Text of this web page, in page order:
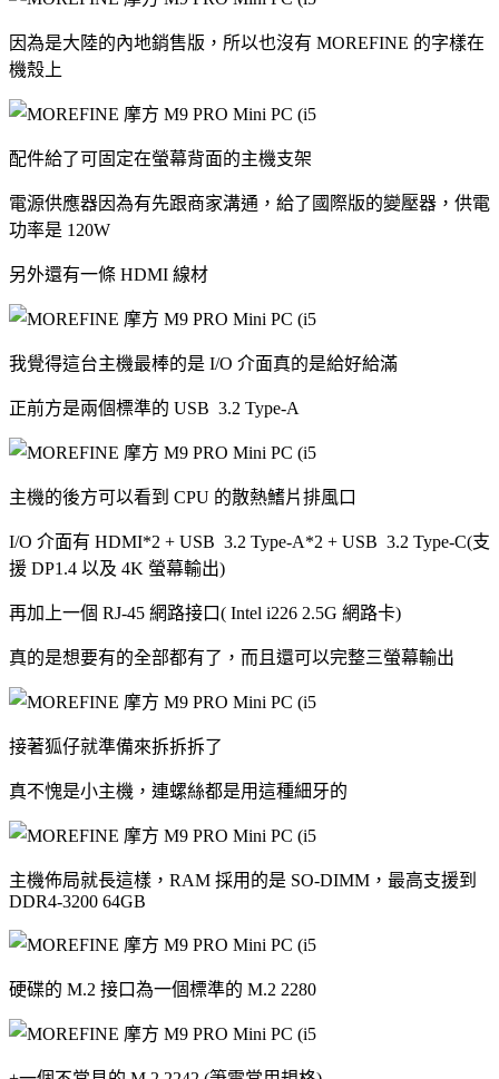
因為是大陸的內地銷售版，所以也沒有 MOREFINE 的字樣在
機殼上
配件給了可固定在螢幕背面的主機支架
電源供應器因為有先跟商家溝通，給了國際版的變壓器，供電
功率是 120W
另外還有一條 HDMI 線材
我覺得這台主機最棒的是 I/O 介面真的是給好給滿
正前方是兩個標準的 USB 3.2 Type-A
主機的後方可以看到 CPU 的散熱鰭片排風口
I/O 介面有 HDMI*2 + USB 3.2 Type-A*2 + USB 3.2 Type-C(支
援 DP1.4 以及 4K 螢幕輸出)
再加上一個 RJ-45 網路接口( Intel i226 2.5G 網路卡)
真的是想要有的全部都有了，而且還可以完整三螢幕輸出
接著狐仔就準備來拆拆拆了
真不愧是小主機，連螺絲都是用這種細牙的
主機佈局就長這樣，RAM 採用的是 SO-DIMM，最高支援到
DDR4-3200 64GB
硬碟的 M.2 接口為一個標準的 M.2 2280